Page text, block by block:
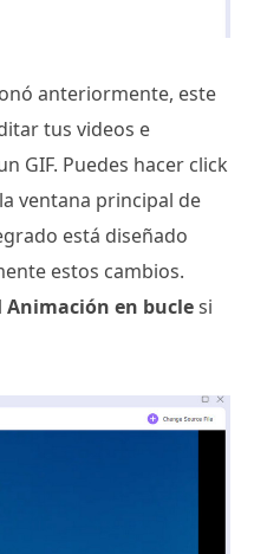
anteriormente, este
tus videos e
GIF. Puedes hacer click
ventana principal de
está diseñado
estos cambios.
Animación en buclesi